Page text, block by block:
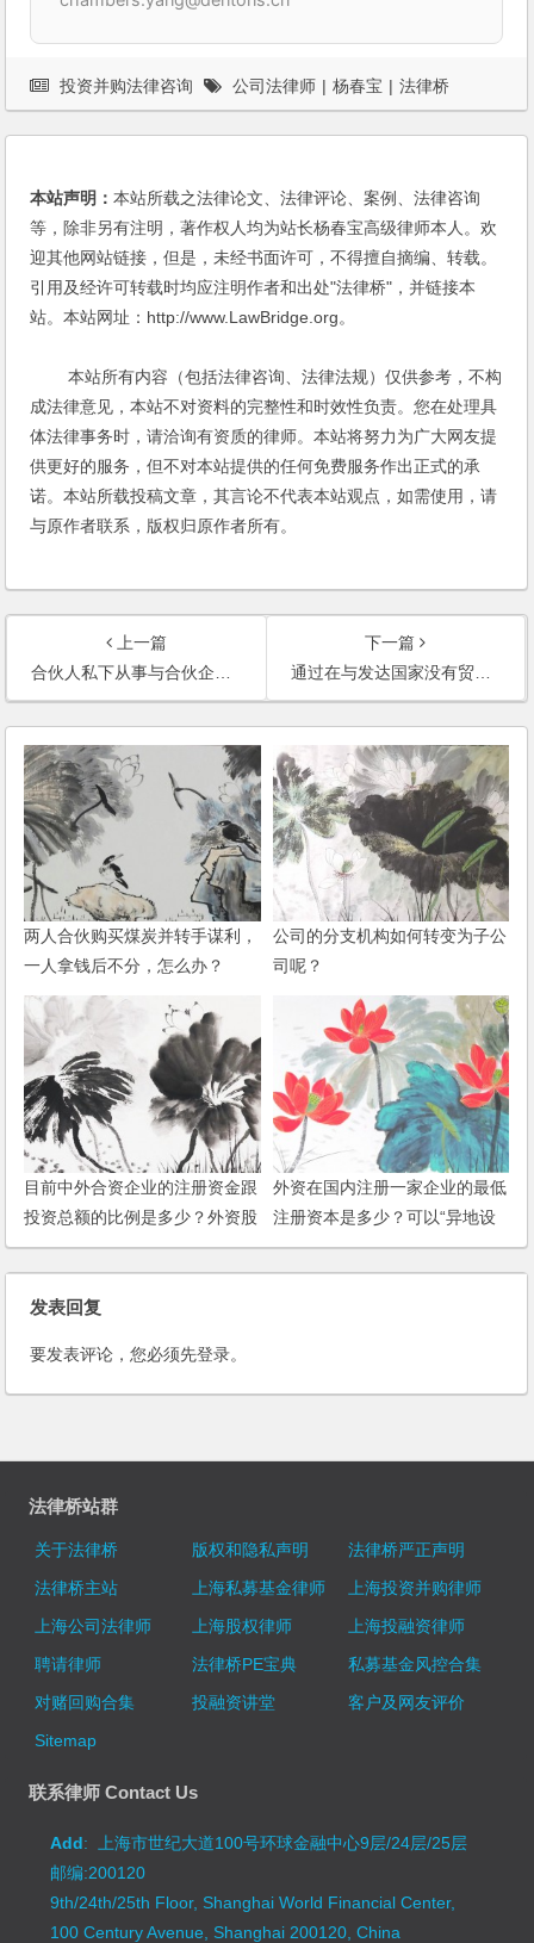
投资并购法律咨询 公司法律师 | 杨春宝 | 法律桥
本站声明：本站所载之法律论文、法律评论、案例、法律咨询
等，除非另有注明，著作权人均为站长杨春宝高级律师本人。欢
迎其他网站链接，但是，未经书面许可，不得擅自摘编、转载。
引用及经许可转载时均应注明作者和出处"法律桥"，并链接本
站。本站网址：http://www.LawBridge.org。
本站所有内容（包括法律咨询、法律法规）仅供参考，不构
成法律意见，本站不对资料的完整性和时效性负责。您在处理具
体法律事务时，请洽询有资质的律师。本站将努力为广大网友提
供更好的服务，但不对本站提供的任何免费服务作出正式的承
诺。本站所载投稿文章，其言论不代表本站观点，如需使用，请
与原作者联系，版权归原作者所有。
上一篇
合伙人私下从事与合伙企业相竞争的行为，如何保护合伙企业的权利？
下一篇
通过在与发达国家没有贸易壁垒的第三国设立公司，通过该公司再转出口到发达国家，是否受到发达国家的限制呢？
两人合伙购买煤炭并转手谋利，
一人拿钱后不分，怎么办？
公司的分支机构如何转变为子公
司呢？
目前中外合资企业的注册资金跟
投资总额的比例是多少？外资股
分所占的比例是多少？
外资在国内注册一家企业的最低
注册资本是多少？可以“异地设
厂”吗？
发表回复
要发表评论，您必须先登录。
法律桥站群
关于法律桥 版权和隐私声明
法律桥严正声明
法律桥主站
上海私募基金律师
上海投资并购律师
上海公司法律师
上海股权律师
上海投融资律师
聘请律师
法律桥PE宝典
私募基金风控合集
对赌回购合集
投融资讲堂
客户及网友评价
Sitemap
联系律师 Contact Us
Add: 上海市世纪大道100号环球金融中心9层/24层/25层
邮编:200120
9th/24th/25th Floor, Shanghai World Financial Center,
100 Century Avenue, Shanghai 200120, China